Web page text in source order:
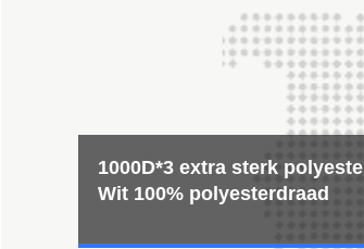
Nylon performance, weet je?